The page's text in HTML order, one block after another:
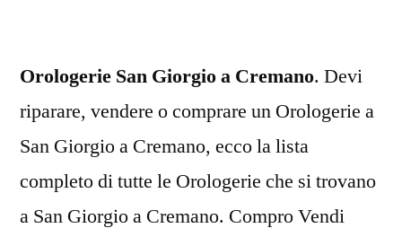
Orologerie San Giorgio a Cremano. Devi
riparare, vendere o comprare un Orologerie a
San Giorgio a Cremano, ecco la lista
completo di tutte le Orologerie che si trovano
a San Giorgio a Cremano. Compro Vendi